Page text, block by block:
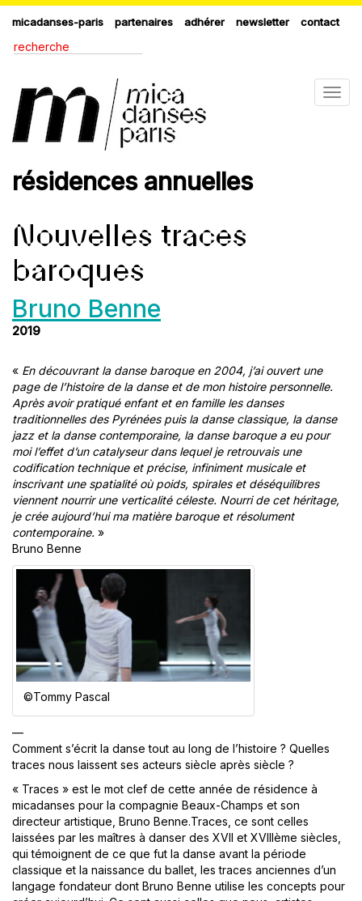
micadanses-paris partenaires adhérer newsletter contact
résidences annuelles
Nouvelles traces
baroques
Bruno Benne
2019
« En découvrant la danse baroque en 2004, j’ai ouvert une
page de l’histoire de la danse et de mon histoire personnelle.
Après avoir pratiqué enfant et en famille les danses
traditionnelles des Pyrénées puis la danse classique, la danse
jazz et la danse contemporaine, la danse baroque a eu pour
moi l’effet d’un catalyseur dans lequel je retrouvais une
codification technique et précise, infiniment musicale et
inscrivant une spatialité où poids, spirales et déséquilibres
viennent nourrir une verticalité céleste. Nourri de cet héritage,
je crée aujourd’hui ma matière baroque et résolument
contemporaine. »
Bruno Benne
©Tommy Pascal
—
Comment s’écrit la danse tout au long de l’histoire ? Quelles
traces nous laissent ses acteurs siècle après siècle ?
« Traces » est le mot clef de cette année de résidence à
micadanses pour la compagnie Beaux-Champs et son
directeur artistique, Bruno Benne.Traces, ce sont celles
laissées par les maîtres à danser des XVII et XVIIIème siècles,
qui témoignent de ce que fut la danse avant la période
classique et la naissance du ballet, les traces anciennes d’un
langage fondateur dont Bruno Benne utilise les concepts pour